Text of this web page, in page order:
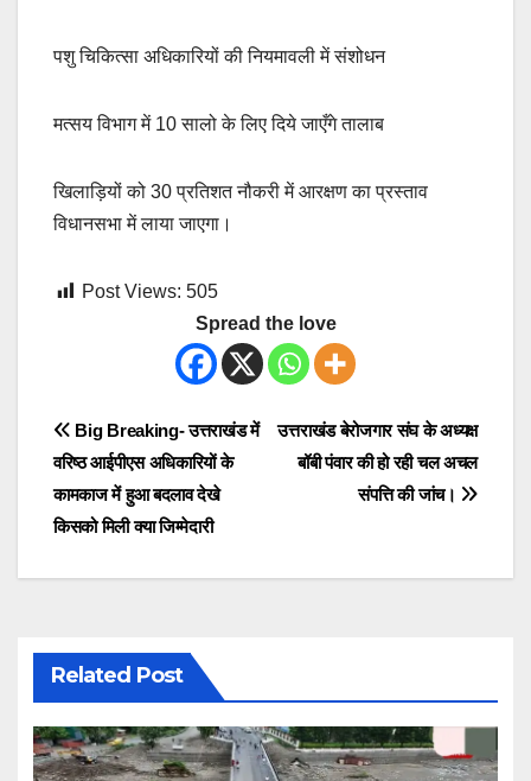
पशु चिकित्सा अधिकारियों की नियमावली में संशोधन
मत्सय विभाग में 10 सालो के लिए दिये जाएँगे तालाब
खिलाड़ियों को 30 प्रतिशत नौकरी में आरक्षण का प्रस्ताव
विधानसभा में लाया जाएगा।
Post Views: 505
Spread the love
Post
navigation
उत्तराखंड बेरोजगार संघ के अध्यक्ष
बॉबी पंवार की हो रही चल अचल
संपत्ति की जांच।
Big Breaking- उत्तराखंड में
वरिष्ठ आईपीएस अधिकारियों के
कामकाज में हुआ बदलाव देखे
किसको मिली क्या जिम्मेदारी
Related Post